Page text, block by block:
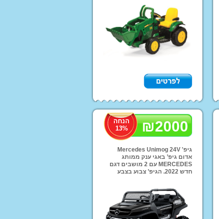
בצ'יפופו!
משלוחים לכל הארץ!
₪2000
הנחה
13%
גיפ' Mercedes Unimog 24V
אדום גיפ’ באגי ענק ממותג
MERCEDES עם 2 מושבים דגם
חדש 2022. הגיפ’ צבוע בצבע
שח ומשלוחים לכל הארץ